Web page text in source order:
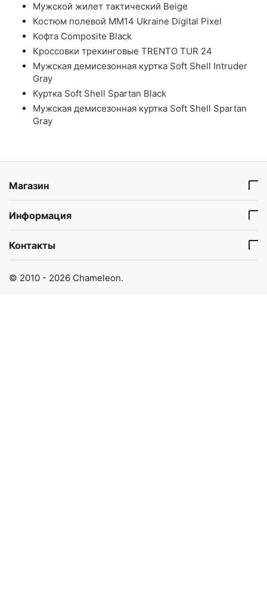
Мужской жилет тактический Beige
Костюм полевой ММ14 Ukraine Digital Pixel
Кофта Composite Black
Кроссовки трекинговые TRENTO TUR 24
Мужская демисезонная куртка Soft Shell Intruder
Gray
Куртка Soft Shell Spartan Black
Мужская демисезонная куртка Soft Shell Spartan
Gray
Магазин
Информация
Контакты
© 2010 - 2026 Chameleon.